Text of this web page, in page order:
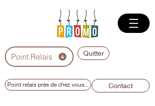
Point Relais Quitter
Point relais près de chez vous... Contact